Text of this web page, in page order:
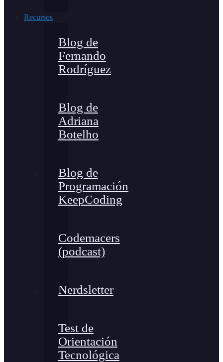
Recursos
Blog de
Fernando
Rodríguez
Blog de
Adriana
Botelho
Blog de
Programación
KeepCoding
Codemacers
(podcast)
Nerdsletter
Test de
Orientación
Tecnológica